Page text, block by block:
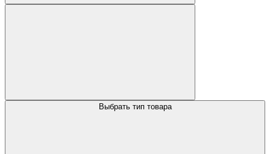
Выбрать тип товара